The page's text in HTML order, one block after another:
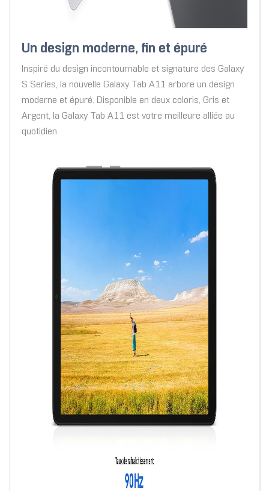
Un design moderne, fin et épuré
Inspiré du design incontournable et signature des Galaxy
S Series, la nouvelle Galaxy Tab A11 arbore un design
moderne et épuré. Disponible en deux coloris, Gris et
Argent, la Galaxy Tab A11 est votre meilleure alliée au
quotidien.